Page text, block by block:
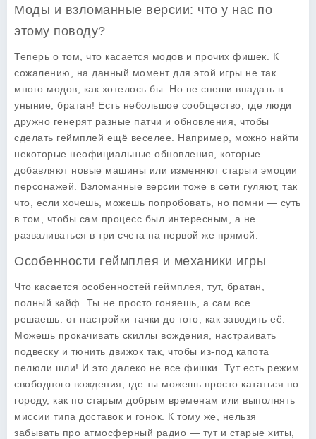
Моды и взломанные версии: что у нас по
этому поводу?
Теперь о том, что касается модов и прочих фишек. К
сожалению, на данный момент для этой игры не так
много модов, как хотелось бы. Но не спеши впадать в
уныние, братан! Есть небольшое сообщество, где люди
дружно генерят разные патчи и обновления, чтобы
сделать геймплей ещё веселее. Например, можно найти
некоторые неофициальные обновления, которые
добавляют новые машины или изменяют старыи эмоции
персонажей. Взломанные версии тоже в сети гуляют, так
что, если хочешь, можешь попробовать, но помни — суть
в том, чтобы сам процесс был интересным, а не
разваливаться в три счета на первой же прямой.
Особенности геймплея и механики игры
Что касается особенностей геймплея , тут, братан,
полный кайф. Ты не просто гоняешь, а сам все
решаешь: от настройки тачки до того, как заводить её.
Можешь прокачивать скиллы вождения, настраивать
подвеску и тюнить движок так, чтобы из-под капота
пелюли шли! И это далеко не все фишки. Тут есть режим
свободного вождения, где ты можешь просто кататься по
городу, как по старым добрым временам или выполнять
миссии типа доставок и гонок. К тому же, нельзя
забывать про атмосферный радио — тут и старые хиты,